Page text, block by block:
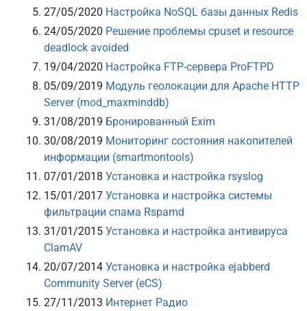
27/05/2020 Настройка NoSQL базы данных Redis
24/05/2020 Решение проблемы cpuset и resource
deadlock avoided
19/04/2020 Настройка FTP-сервера ProFTPD
05/09/2019 Модуль геолокации для Apache HTTP
Server (mod_maxminddb)
31/08/2019 Бронированный Exim
30/08/2019 Мониторинг состояния накопителей
информации (smartmontools)
07/01/2018 Установка и настройка rsyslog
15/01/2017 Установка и настройка системы
фильтрации спама Rspamd
31/01/2015 Установка и настройка антивируса
ClamAV
20/07/2014 Установка и настройка ejabberd
Community Server (eCS)
27/11/2013 Интернет Радио